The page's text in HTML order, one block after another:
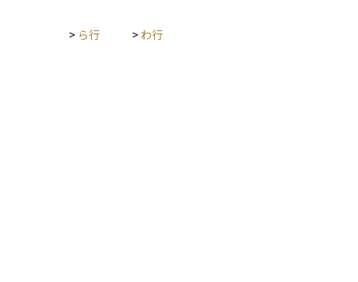
> ら行 > わ行